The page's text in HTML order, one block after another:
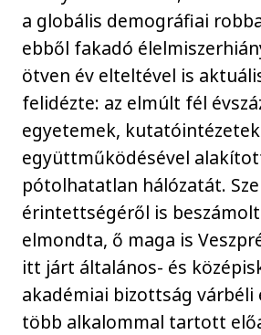
a globális demográfiai
ebből fakadó
ötven év elteltével is
felidézte: az elmúlt fél
egyetemek, kutatóintézetek
együttműködésével
pótolhatatlan hálózatát.
érintettségéről is
elmondta, ő maga is
itt járt általános- és
akadémiai bizottság várbéli
több alkalommal tartott